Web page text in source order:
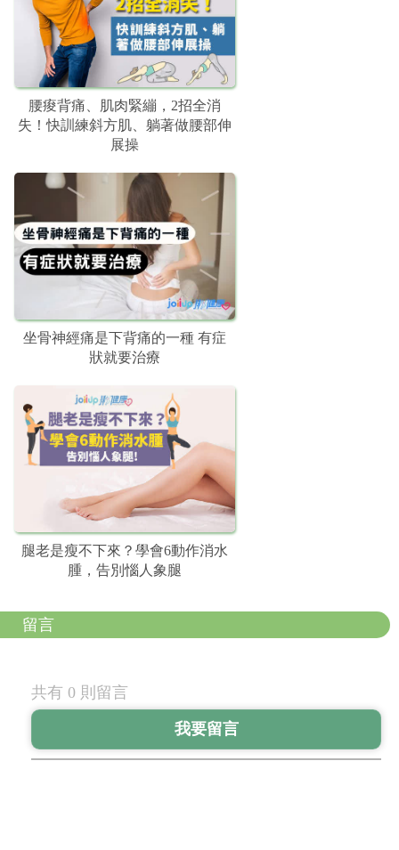
腰痠背痛、肌肉緊繃，2招全消
失！快訓練斜方肌、躺著做腰部伸
展操
坐骨神經痛是下背痛的一種 有症
狀就要治療
腿老是瘦不下來？學會6動作消水
腫，告別惱人象腿
留言
共有 0 則留言